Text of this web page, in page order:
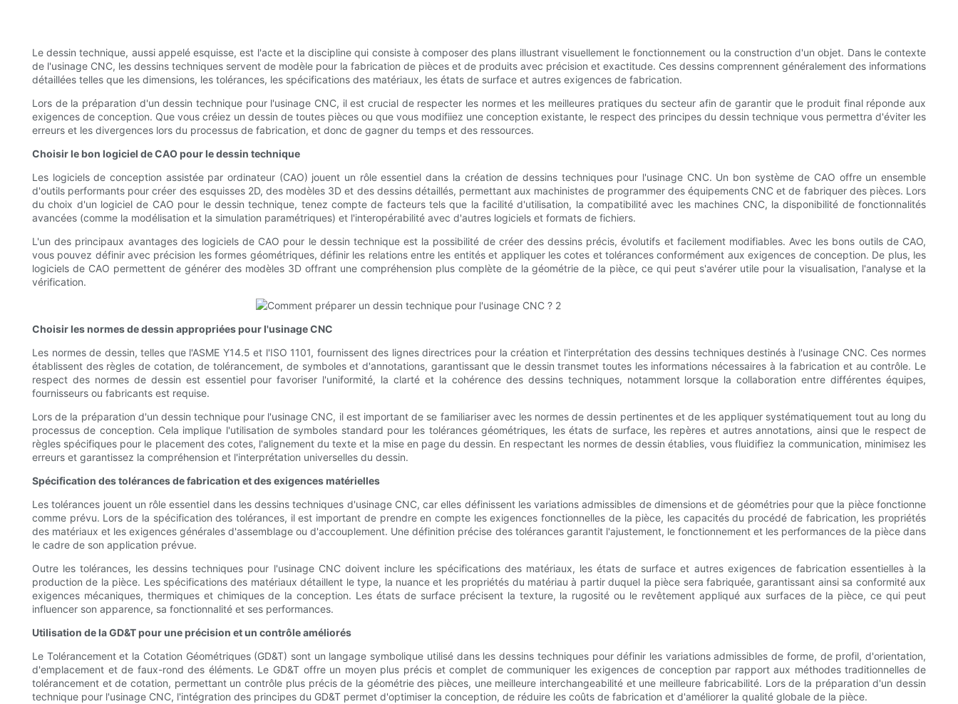
Le dessin technique, aussi appelé esquisse, est l'acte et la discipline qui consiste à composer des plans illustrant visuellement le fonctionnement ou la construction d'un objet. Dans le contexte
de l'usinage CNC, les dessins techniques servent de modèle pour la fabrication de pièces et de produits avec précision et exactitude. Ces dessins comprennent généralement des informations
détaillées telles que les dimensions, les tolérances, les spécifications des matériaux, les états de surface et autres exigences de fabrication.
Lors de la préparation d'un dessin technique pour l'usinage CNC, il est crucial de respecter les normes et les meilleures pratiques du secteur afin de garantir que le produit final réponde aux
exigences de conception. Que vous créiez un dessin de toutes pièces ou que vous modifiiez une conception existante, le respect des principes du dessin technique vous permettra d'éviter les
erreurs et les divergences lors du processus de fabrication, et donc de gagner du temps et des ressources.
Choisir le bon logiciel de CAO pour le dessin technique
Les logiciels de conception assistée par ordinateur (CAO) jouent un rôle essentiel dans la création de dessins techniques pour l'usinage CNC. Un bon système de CAO offre un ensemble
d'outils performants pour créer des esquisses 2D, des modèles 3D et des dessins détaillés, permettant aux machinistes de programmer des équipements CNC et de fabriquer des pièces. Lors
du choix d'un logiciel de CAO pour le dessin technique, tenez compte de facteurs tels que la facilité d'utilisation, la compatibilité avec les machines CNC, la disponibilité de fonctionnalités
avancées (comme la modélisation et la simulation paramétriques) et l'interopérabilité avec d'autres logiciels et formats de fichiers.
L'un des principaux avantages des logiciels de CAO pour le dessin technique est la possibilité de créer des dessins précis, évolutifs et facilement modifiables. Avec les bons outils de CAO,
vous pouvez définir avec précision les formes géométriques, définir les relations entre les entités et appliquer les cotes et tolérances conformément aux exigences de conception. De plus, les
logiciels de CAO permettent de générer des modèles 3D offrant une compréhension plus complète de la géométrie de la pièce, ce qui peut s'avérer utile pour la visualisation, l'analyse et la
vérification.
Choisir les normes de dessin appropriées pour l'usinage CNC
Les normes de dessin, telles que l'ASME Y14.5 et l'ISO 1101, fournissent des lignes directrices pour la création et l'interprétation des dessins techniques destinés à l'usinage CNC. Ces normes
établissent des règles de cotation, de tolérancement, de symboles et d'annotations, garantissant que le dessin transmet toutes les informations nécessaires à la fabrication et au contrôle. Le
respect des normes de dessin est essentiel pour favoriser l'uniformité, la clarté et la cohérence des dessins techniques, notamment lorsque la collaboration entre différentes équipes,
fournisseurs ou fabricants est requise.
Lors de la préparation d'un dessin technique pour l'usinage CNC, il est important de se familiariser avec les normes de dessin pertinentes et de les appliquer systématiquement tout au long du
processus de conception. Cela implique l'utilisation de symboles standard pour les tolérances géométriques, les états de surface, les repères et autres annotations, ainsi que le respect de
règles spécifiques pour le placement des cotes, l'alignement du texte et la mise en page du dessin. En respectant les normes de dessin établies, vous fluidifiez la communication, minimisez les
erreurs et garantissez la compréhension et l'interprétation universelles du dessin.
Spécification des tolérances de fabrication et des exigences matérielles
Les tolérances jouent un rôle essentiel dans les dessins techniques d'usinage CNC, car elles définissent les variations admissibles de dimensions et de géométries pour que la pièce fonctionne
comme prévu. Lors de la spécification des tolérances, il est important de prendre en compte les exigences fonctionnelles de la pièce, les capacités du procédé de fabrication, les propriétés
des matériaux et les exigences générales d'assemblage ou d'accouplement. Une définition précise des tolérances garantit l'ajustement, le fonctionnement et les performances de la pièce dans
le cadre de son application prévue.
Outre les tolérances, les dessins techniques pour l'usinage CNC doivent inclure les spécifications des matériaux, les états de surface et autres exigences de fabrication essentielles à la
production de la pièce. Les spécifications des matériaux détaillent le type, la nuance et les propriétés du matériau à partir duquel la pièce sera fabriquée, garantissant ainsi sa conformité aux
exigences mécaniques, thermiques et chimiques de la conception. Les états de surface précisent la texture, la rugosité ou le revêtement appliqué aux surfaces de la pièce, ce qui peut
influencer son apparence, sa fonctionnalité et ses performances.
Utilisation de la GD&T pour une précision et un contrôle améliorés
Le Tolérancement et la Cotation Géométriques (GD&T) sont un langage symbolique utilisé dans les dessins techniques pour définir les variations admissibles de forme, de profil, d'orientation,
d'emplacement et de faux-rond des éléments. Le GD&T offre un moyen plus précis et complet de communiquer les exigences de conception par rapport aux méthodes traditionnelles de
tolérancement et de cotation, permettant un contrôle plus précis de la géométrie des pièces, une meilleure interchangeabilité et une meilleure fabricabilité. Lors de la préparation d'un dessin
technique pour l'usinage CNC, l'intégration des principes du GD&T permet d'optimiser la conception, de réduire les coûts de fabrication et d'améliorer la qualité globale de la pièce.